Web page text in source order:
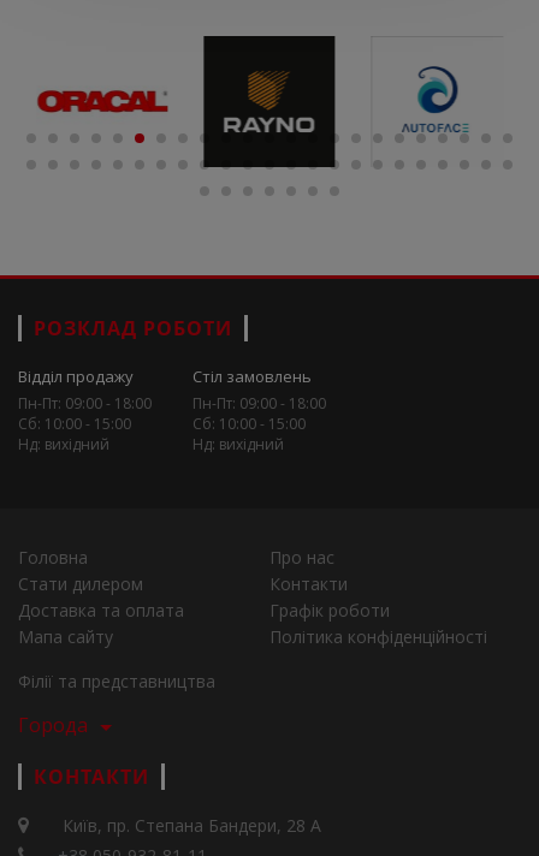
РОЗКЛАД РОБОТИ
Відділ продажу
Пн-Пт: 09:00 - 18:00
Сб: 10:00 - 15:00
Нд: вихідний
Стіл замовлень
Пн-Пт: 09:00 - 18:00
Сб: 10:00 - 15:00
Нд: вихідний
Головна
Про нас
Стати дилером
Контакти
Доставка та оплата
Графік роботи
Мапа сайту
Політика конфіденційності
Філії та представництва
Города
КОНТАКТИ
Київ, пр. Степана Бандери, 28 А